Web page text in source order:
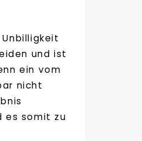
und ist
ein vom
nicht
es somit zu